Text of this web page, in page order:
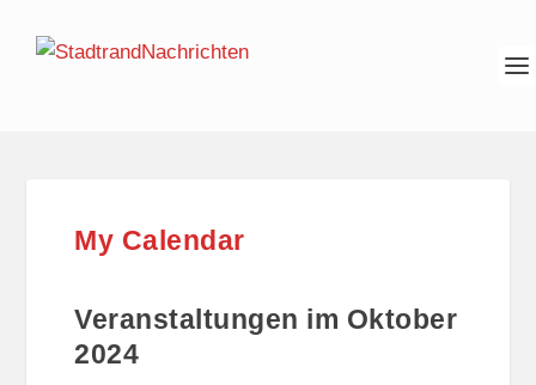
My Calendar
Veranstaltungen im Oktober
2024